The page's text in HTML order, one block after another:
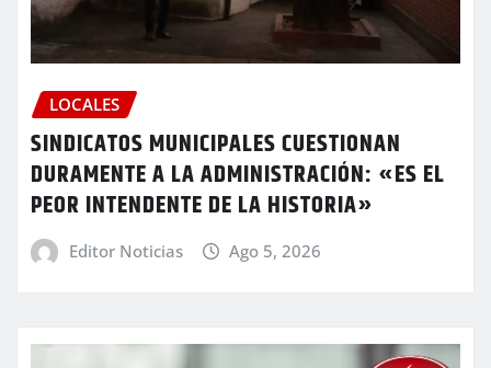
LOCALES
SINDICATOS MUNICIPALES CUESTIONAN
DURAMENTE A LA ADMINISTRACIÓN: «ES EL
PEOR INTENDENTE DE LA HISTORIA»
Editor Noticias Ago 5, 2026